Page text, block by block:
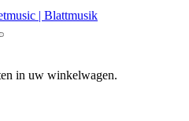
in uw winkelwagen.